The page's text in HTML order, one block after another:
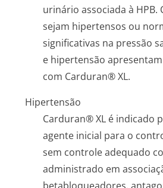
urinário associada à
sejam hipertensos ou
significativas na pressão
e hipertensão
com Carduran® XL.
Hipertensão
Carduran® XL é indicado
agente inicial para o
sem controle adequado
administrado em